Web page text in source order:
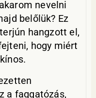
nevelni
belőlük? Ez
hangzott el,
hogy miért
a faggatózás,